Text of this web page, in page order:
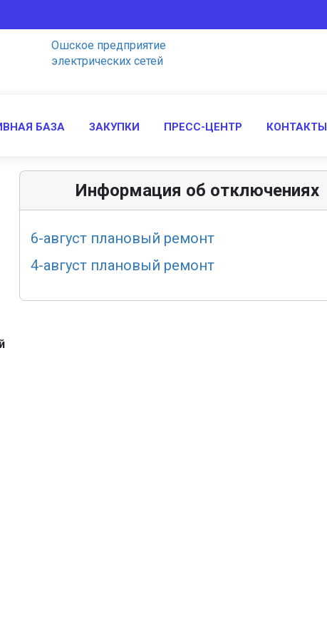
Ошское предприятие
электрических сетей
БАЗА ЗАКУПКИ ПРЕСС-ЦЕНТР КОНТАКТЫ
Информация об отключениях
6-август плановый ремонт
4-август плановый ремонт